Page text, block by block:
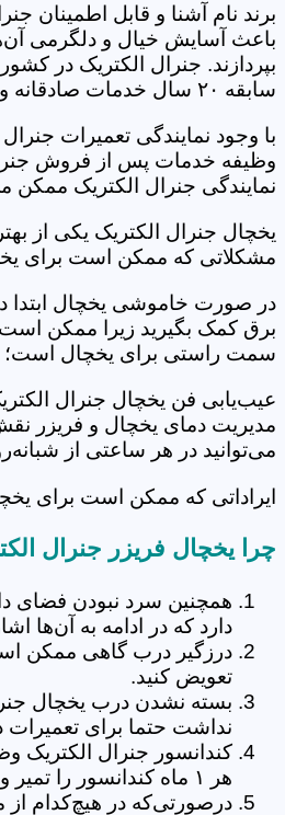
برند نام آشنا و قابل اطمینان
باعث آسایش خیال و دلگرمی
بپردازند. جنرال الکتریک در
سابقه ۲۰ سال خدمات صادقانه و موفق به مشتریان یخچال و فریزر جنرال الکتریک را در کارنامه خود دارد.
نمایندگی جنرال الکتریک ممکن
یخچال جنرال الکتریک یکی از
مشکلاتی که ممکن است برای
در صورت خاموشی یخچال ابتدا
برق کمک بگیرید زیرا ممکن
سمت راستی برای یخچال است؛
عیب‌یابی فن یخچال جنرال
مدیریت دمای یخچال و فریزر
می‌توانید در هر ساعتی از
ایراداتی که ممکن است برای
چرا یخچال فریزر جنرال
همچنین سرد نبودن فضای
دارد که در ادامه به آن‌ها
درزگیر درب گاهی ممکن
تعویض کنید.
بسته نشدن درب یخچال
نداشت حتما برای تعمیرات
کندانسور جنرال الکتریک
هر ۱ ماه کندانسور را تمیر و در صورت خرابی سریعا آنرا تعویض کنید.
درصورتی‌که در هیچ‌کدام از